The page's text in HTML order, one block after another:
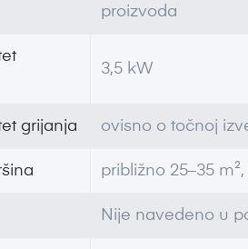
proizvoda
3,5 kW
grijanja ovisno o točnoj
približno 25–35
Nije navedeno u